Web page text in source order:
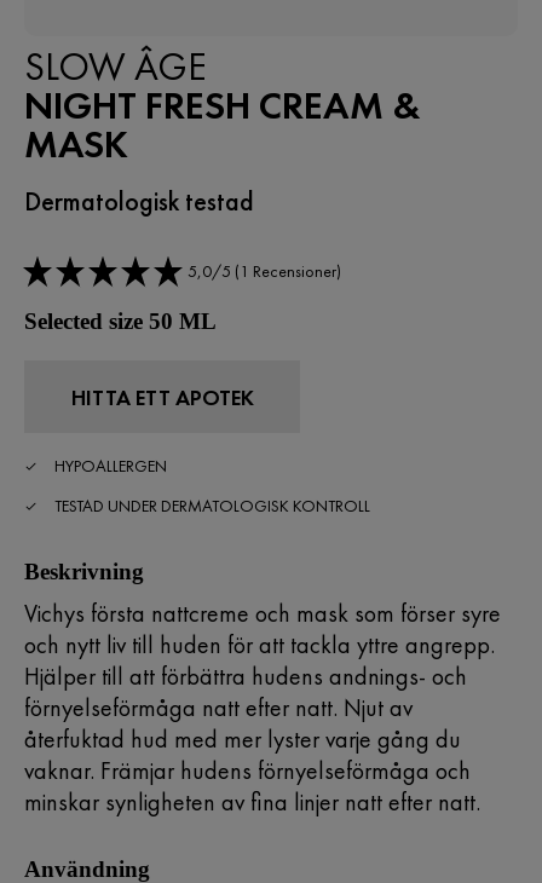
SLOW ÂGE
NIGHT FRESH CREAM &
MASK
Dermatologisk testad
5,0/5 (1 Recensioner)
Selected size 50 ML
HITTA ETT APOTEK
HYPOALLERGEN
TESTAD UNDER DERMATOLOGISK KONTROLL
Beskrivning
Vichys första nattcreme och mask som förser syre
och nytt liv till huden för att tackla yttre angrepp.
Hjälper till att förbättra hudens andnings- och
förnyelseförmåga natt efter natt. Njut av
återfuktad hud med mer lyster varje gång du
vaknar. Främjar hudens förnyelseförmåga och
minskar synligheten av fina linjer natt efter natt.
Användning